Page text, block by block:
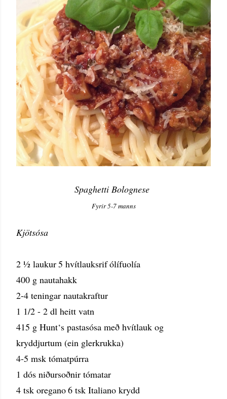
Spaghetti Bolognese
Fyrir 5-7 manns
Kjötsósa
2 ½ laukur5 hvítlauksrifólífuolía
400 g nautahakk
2-4 teningar nautakraftur
1 1/2 - 2 dl heitt vatn
415 g Hunt‘s pastasósa með hvítlauk og
kryddjurtum (ein glerkrukka)
4-5 msk tómatpúrra
1 dós niðursoðnir tómatar
4 tsk oregano6 tsk Italiano krydd